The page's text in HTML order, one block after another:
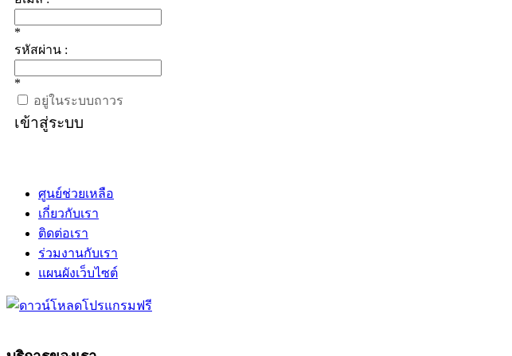
*
รหัสผ่าน :
*
อยู่ในระบบถาวร
เข้าสู่ระบบ
ศูนย์ช่วยเหลือ
เกี่ยวกับเรา
ติดต่อเรา
ร่วมงานกับเรา
แผนผังเว็บไซต์